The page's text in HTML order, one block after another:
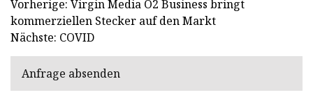
Vorherige: Virgin Media O2 Business bringt
kommerziellen Stecker auf den Markt
Nächste: COVID
Anfrage absenden